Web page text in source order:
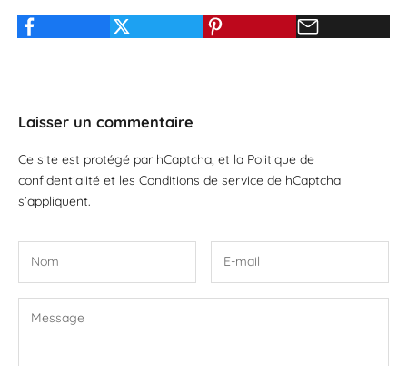
Laisser un commentaire
Ce site est protégé par hCaptcha, et la Politique de
confidentialité et les Conditions de service de hCaptcha
s’appliquent.